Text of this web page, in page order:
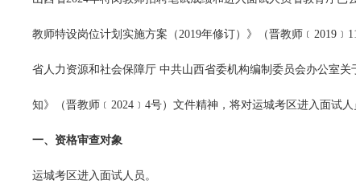
教师特设岗位计划实施方案（2019年修订）》（晋教师
省人力资源和社会保障厅 中共山西省委机构编制委员会办公室关
知》（晋教师﹝2024﹞4号）文件精神，将对运城考区进入面试
一、资格审查对象
运城考区进入面试人员。